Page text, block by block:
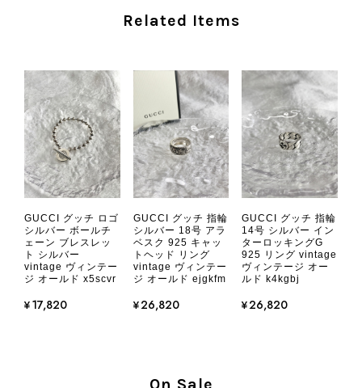
ご愛用いただけましたら幸いです。
談ください。 またご縁がございまし
たら、ぜひよろしくお願いいたしま
す。 VintageShop solo
2026/08/05
とても気に入りました、目立たないシャネルのロゴがとてもいい
です
Related Items
GUCCI グッチ ロゴ
シルバー ボールチ
ェーン ブレスレッ
ト シルバー
vintage ヴィンテー
ジ オールド x5scvr
¥17,820
GUCCI グッチ 指輪
シルバー 18号 アラ
ベスク 925 キャッ
トヘッド リング
vintage ヴィンテー
ジ オールド ejgkfm
¥26,820
GUCCI グッチ 指輪
14号 シルバー イン
ターロッキングG
925 リング vintage
ヴィンテージ オー
ルド k4kgbj
¥26,820